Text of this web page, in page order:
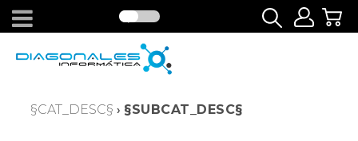
§CAT_DESC§ › §SUBCAT_DESC§